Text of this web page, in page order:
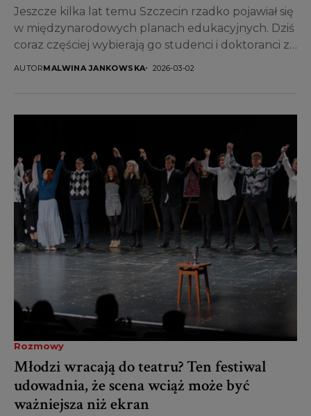
Jeszcze kilka lat temu Szczecin rzadko pojawiał się
w międzynarodowych planach edukacyjnych. Dziś
coraz częściej wybierają go studenci i doktoranci z
AUTORMALWINA JANKOWSKA 2026-03-02
Rozmowy
Młodzi wracają do teatru? Ten festiwal
udowadnia, że scena wciąż może być
ważniejsza niż ekran